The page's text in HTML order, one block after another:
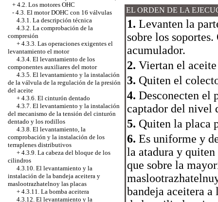
+ 4.2. Los motores OHC
- 4.3. El motor DOHC con 16 válvulas
4.3.1. La descripción técnica
4.3.2. La comprobación de la
compresión
+ 4.3.3. Las operaciones exigentes el
levantamiento el motor
4.3.4. El levantamiento de los
componentes auxiliares del motor
4.3.5. El levantamiento y la instalación
de la válvula de la regulación de la presión
del aceite
+ 4.3.6. El cinturón dentado
4.3.7. El levantamiento y la instalación
del mecanismo de la tensión del cinturón
dentado y los rodillos
4.3.8. El levantamiento, la
comprobación y la instalación de los
terraplenes distributivos
+ 4.3.9. La cabeza del bloque de los
cilindros
4.3.10. El levantamiento y la
instalación de la bandeja aceitera y
maslootrazhatelnoy las placas
+ 4.3.11. La bomba aceitera
4.3.12. El levantamiento y la
EL ORDEN DE LA
1. Levanten la
sobre los
acumulador.
2. Viertan el
3. Quiten el
4. Desconecten el
captador del nivel
5. Quiten la placa
6. Es uniforme y
la atadura y quiten
que sobre la
bandeja aceitera